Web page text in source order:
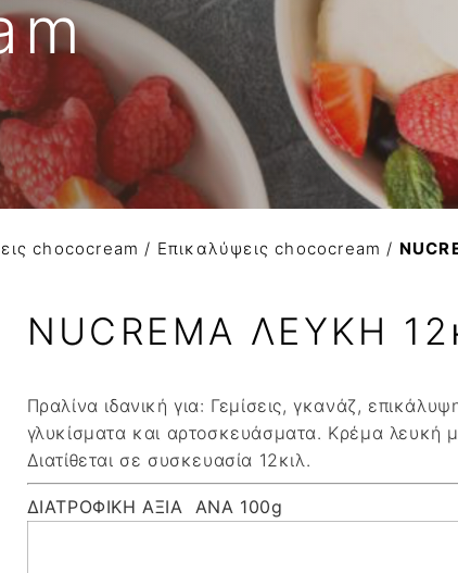
Βούτυρο αγελαδινό
Βούτυρο πρόβειο-
Γιαούρτι
Τυρί κρέμα
Φυτική Κρέμα
ΚΟΚΚΟΙ ΚΑΚΑΟ
Βούτυρο κακάο
Variegato
Σιρόπια
chococream / Επικαλύψεις chococream /
NUCREMA ΛΕΥΚΗ
Πραλίνα ιδανική για: Γεμίσεις, γκανάζ,
γλυκίσματα και αρτοσκευάσματα. Κρέμα λευκή
Διατίθεται σε συσκευασία 12κιλ.
ΔΙΑΤΡΟΦΙΚΗ ΑΞΙΑ ΑΝΑ 100g